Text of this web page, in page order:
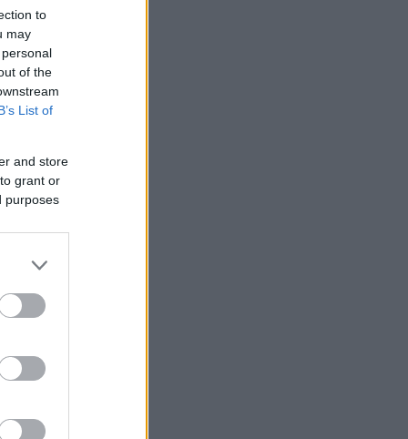
to
may
of the
List of
and store
grant or
purposes